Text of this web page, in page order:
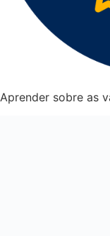
Aprender sobre as